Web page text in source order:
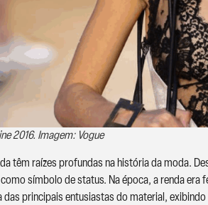
2016. Imagem: Vogue
têm raízes profundas na história da moda.
símbolo de status. Na época, a renda era
das principais entusiastas do material,